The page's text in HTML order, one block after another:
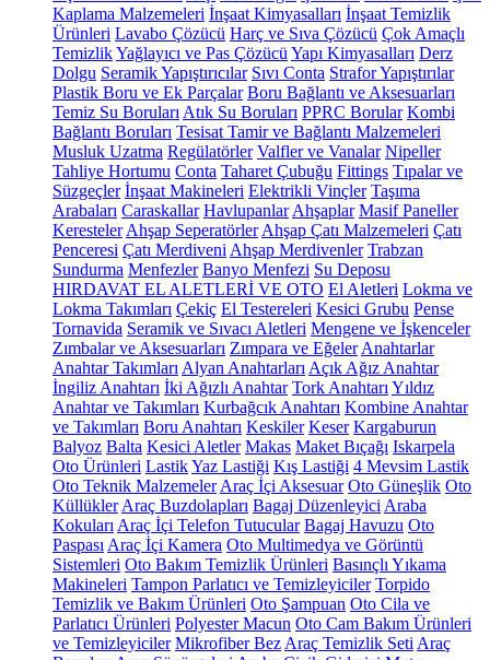
Kaplama Malzemeleri İnşaat Kimyasalları İnşaat Temizlik
Ürünleri Lavabo Çözücü Harç ve Sıva Çözücü Çok Amaçlı
TemizlikYağlayıcı ve Pas Çözücü Yapı Kimyasalları Derz
Dolgu Seramik Yapıştırıcılar Sıvı Conta Strafor Yapıştırılar
Plastik Boru ve Ek Parçalar Boru Bağlantı ve Aksesuarları
Temiz Su Boruları Atık Su Boruları PPRC Borular Kombi
Bağlantı Boruları Tesisat Tamir ve Bağlantı Malzemeleri
Musluk Uzatma Regülatörler Valfler ve Vanalar Nipeller
Tahliye Hortumu Conta Taharet Çubuğu Fittings Tıpalar ve
Süzgeçler İnşaat Makineleri Elektrikli Vinçler Taşıma
Arabaları Caraskallar Havlupanlar Ahşaplar Masif Paneller
Keresteler Ahşap Seperatörler Ahşap Çatı Malzemeleri Çatı
Penceresi Çatı Merdiveni Ahşap Merdivenler Trabzan
Sundurma Menfezler Banyo Menfezi Su Deposu
HIRDAVAT EL ALETLERİ VE OTO El Aletleri Lokma ve
Lokma Takımları Çekiç El Testereleri Kesici Grubu Pense
Tornavida Seramik ve Sıvacı Aletleri Mengene ve İşkenceler
Zımbalar ve Aksesuarları Zımpara ve Eğeler Anahtarlar
Anahtar Takımları Alyan Anahtarları Açık Ağız Anahtar
İngiliz Anahtarı İki Ağızlı Anahtar Tork Anahtarı Yıldız
Anahtar ve Takımları Kurbağcık Anahtarı Kombine Anahtar
ve Takımları Boru Anahtarı Keskiler Keser Kargaburun
Balyoz Balta Kesici Aletler Makas Maket Bıçağı Iskarpela
Oto Ürünleri LastikYaz Lastiği Kış Lastiği 4 Mevsim Lastik
Oto Teknik Malzemeler Araç İçi Aksesuar Oto Güneşlik Oto
Küllükler Araç Buzdolapları Bagaj Düzenleyici Araba
Kokuları Araç İçi Telefon Tutucular Bagaj Havuzu Oto
Paspası Araç İçi Kamera Oto Multimedya ve Görüntü
Sistemleri Oto Bakım Temizlik Ürünleri Basınçlı Yıkama
Makineleri Tampon Parlatıcı ve Temizleyiciler Torpido
Temizlik ve Bakım Ürünleri Oto Şampuan Oto Cila ve
Parlatıcı Ürünleri Polyester Macun Oto Cam Bakım Ürünleri
ve Temizleyiciler Mikrofiber Bez Araç Temizlik Seti Araç